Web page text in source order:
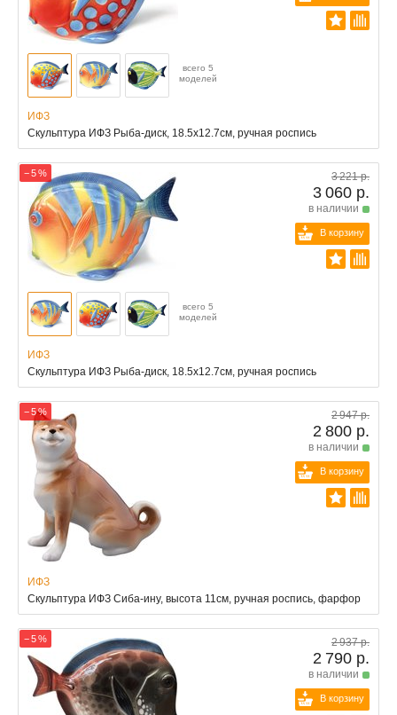
всего 5
моделей
ИФЗ
Скульптура ИФЗ Рыба-диск, 18.5x12.7см, ручная роспись
− 5 % 3 221 р.
3 060 р.
в наличии
В корзину
всего 5
моделей
ИФЗ
Скульптура ИФЗ Рыба-диск, 18.5x12.7см, ручная роспись
− 5 % 2 947 р.
2 800 р.
в наличии
В корзину
ИФЗ
Скульптура ИФЗ Сиба-ину, высота 11см, ручная роспись, фарфор
− 5 % 2 937 р.
2 790 р.
в наличии
В корзину